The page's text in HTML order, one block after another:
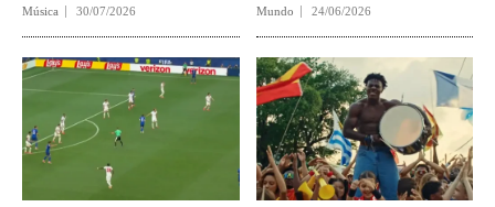
Música 30/07/2026 Mundo 24/06/2026